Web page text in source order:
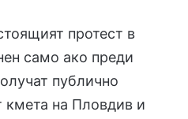
протест в
само ако преди
публично
кмета на Пловдив и